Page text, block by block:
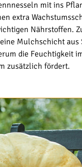
mit ins
extra
Nährstoffen.
Mulchschicht aus
die Feuchtigkeit
zusätzlich fördert.